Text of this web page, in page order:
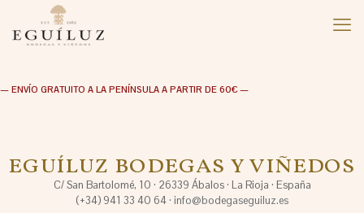
— ENVÍO GRATUITO A LA PENÍNSULA A PARTIR DE 60€ —
EGUÍLUZ BODEGAS Y VIÑEDOS
C/ San Bartolomé, 10 · 26339 Ábalos · La Rioja · España
(+34) 941 33 40 64 · info@bodegaseguiluz.es